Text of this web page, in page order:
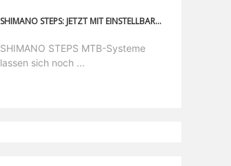
SHIMANO STEPS: JETZT MIT EINSTELLBAREM ECO-MODUS
SHIMANO STEPS MTB-Systeme
lassen sich noch ...